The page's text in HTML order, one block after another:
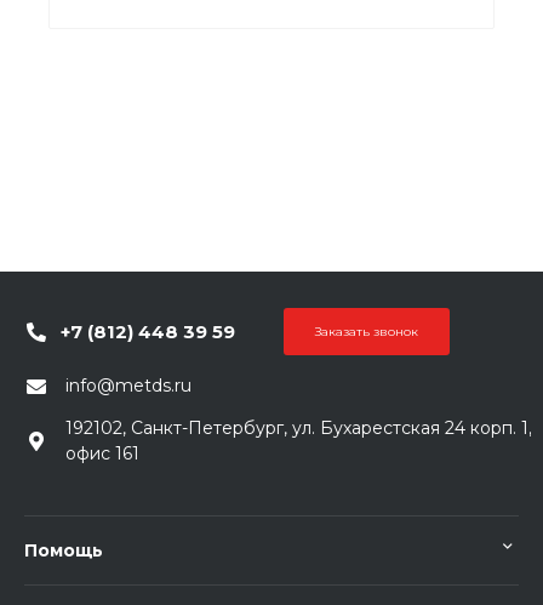
+7 (812) 448 39 59 Заказать звонок
info@metds.ru
192102, Санкт-Петербург, ул. Бухарестская 24 корп. 1,
офис 161
Помощь